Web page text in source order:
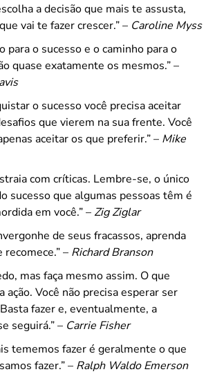
a decisão que mais te assusta,
vai te fazer crescer.” – Caroline Myss
para o sucesso e o caminho para o
quase exatamente os mesmos.” –
o sucesso você precisa aceitar
que vierem na sua frente. Você
aceitar os que preferir.” – Mike
com críticas. Lembre-se, o único
sucesso que algumas pessoas têm é
em você.” –Zig Ziglar
de seus fracassos, aprenda
– Richard Branson
mas faça mesmo assim. O que
ação. Você não precisa esperar ser
fazer e, eventualmente, a
seguirá.” – Carrie Fisher
tememos fazer é geralmente o que
fazer.” – Ralph Waldo Emerson